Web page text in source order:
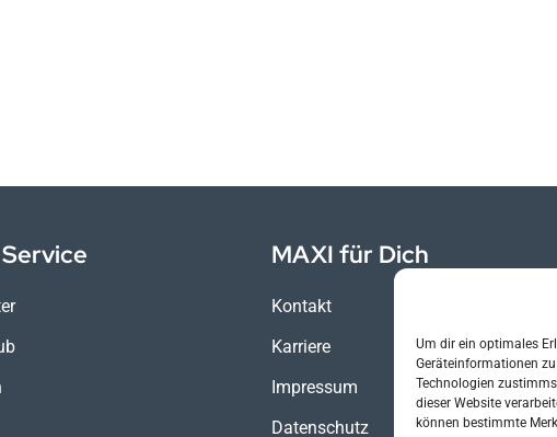
Um dir ein optimales
Geräteinformationen
Technologien
dieser Website
können bestimmte
MAXI für Dich
Kontakt
Karriere
Impressum
Datenschutz